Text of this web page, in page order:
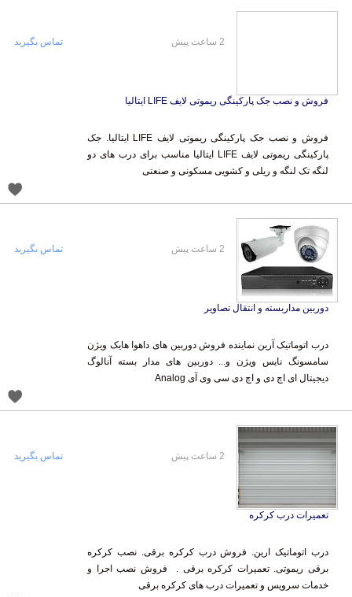
فروش و نصب جک پارکینگی ریموتی لایف LIFE ایتالیا
فروش و نصب جک پارکینگی ریموتی لایف LIFE ایتالیا. جک
پارکینگی ریموتی لایف LIFE ایتالیا مناسب برای درب های دو
لنگه تک لنگه و ریلی و کشویی مسکونی و صنعتی
تماس بگیرید
دوربین مداربسته و انتقال تصاویر
درب اتوماتیک آرین نماینده فروش دوربین های داهوا هایک ویژن
سامسونگ نایس ویژن و... دوربین های مدار بسته آنالوگ
دیجیتال ای اچ دی و اچ دی سی وی آی Analog
تماس بگیرید
تعمیرات درب کرکره
درب اتوماتیک ارین. فروش درب کرکره برقی. نصب کرکره
برقی ریموتی. تعمیرات کرکره برقی . فروش نصب اجرا و
خدمات سرویس و تعمیرات درب های کرکره برقی
تماس بگیرید